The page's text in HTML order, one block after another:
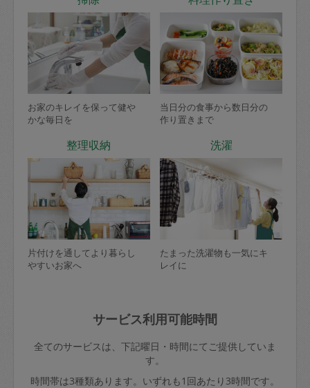
お家のキレイを保って健や
かな毎日を
当日分の食事から数日分の
作り置きまで
整理収納
片付けを通してより暮らし
やすいお家へ
洗濯
たまった洗濯物も一気にキ
レイに
サービス利用可能時間
全てのサービスは、下記曜日・時間にてご提供していま
す。
時間帯は3種類あります。いずれも1回あたり3時間です。